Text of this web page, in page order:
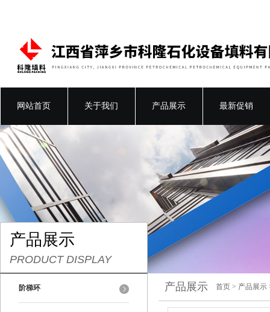
网站首页 关于我们 产品展示 最新促销
产品展示
PRODUCT DISPLAY
阶梯环 产品展示 首页 > 产品展示